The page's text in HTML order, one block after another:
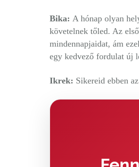
Bika: A hónap olyan
követelnek tőled. Az
mindennapjaidat, ám
egy kedvező fordulat új
Ikrek: Sikereid ebben